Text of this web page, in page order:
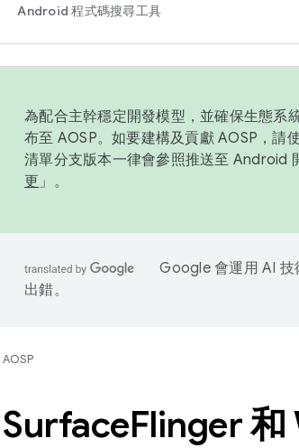
Android 程式碼搜尋工具
為配合主幹穩定開發模型，並確保生態系
布至 AOSP。如要建構及貢獻 AOSP，請
清單分支版本一律會參照推送至 Android
更 」。
Google 會運用 AI 技
出錯。
AOSP
SurfaceFlinger